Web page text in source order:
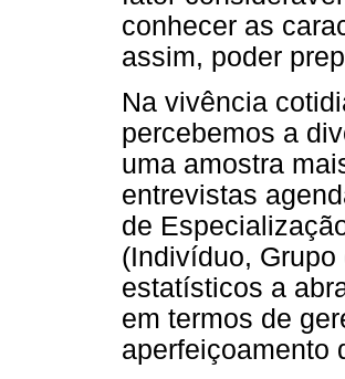
conhecer as
assim, poder
Na vivência
percebemos a
uma amostra
entrevistas
de
(Indivíduo,
estatísticos a
em termos de
aperfeiçoamento